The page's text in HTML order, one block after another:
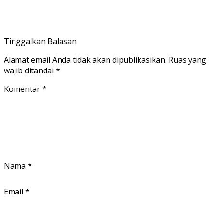
Tinggalkan Balasan
Alamat email Anda tidak akan dipublikasikan. Ruas yang
wajib ditandai *
Komentar*
Nama *
Email *